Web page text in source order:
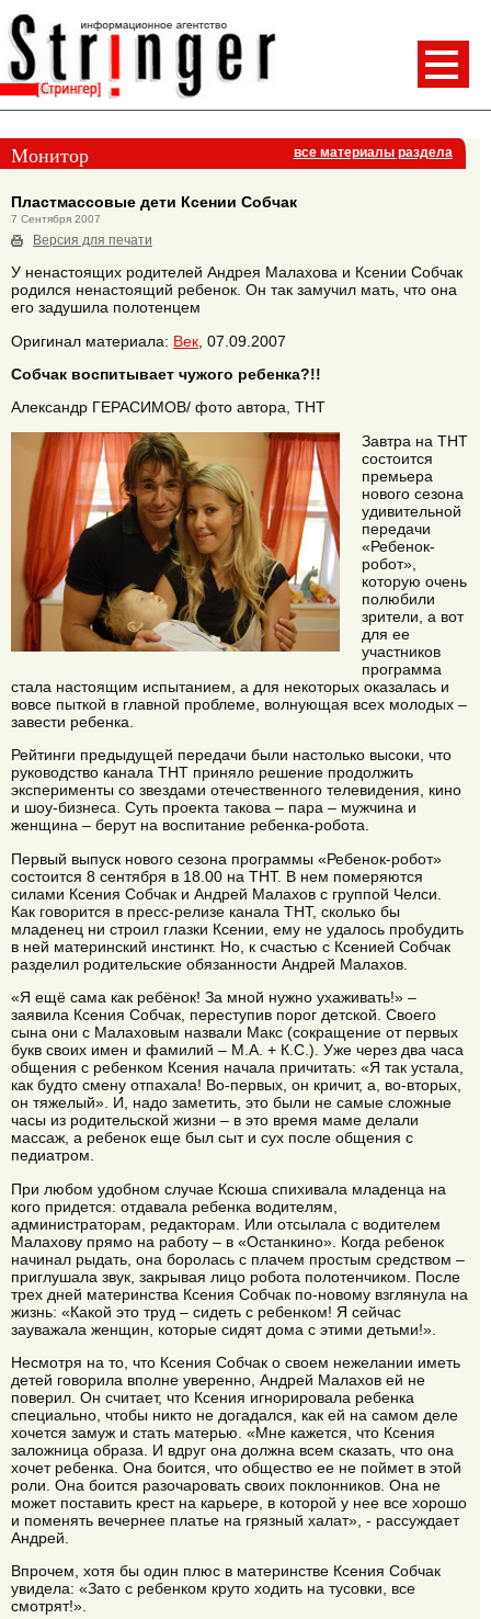
Монитор все материалы раздела
Пластмассовые дети Ксении Собчак
7 Сентября 2007
Версия для печати
У ненастоящих родителей Андрея Малахова и Ксении Собчак
родился ненастоящий ребенок. Он так замучил мать, что она
его задушила полотенцем
Оригинал материала: Век , 07.09.2007
Собчак воспитывает чужого ребенка?!!
Александр ГЕРАСИМОВ/ фото автора, ТНТ
Завтра на ТНТ
состоится
премьера
нового сезона
удивительной
передачи
«Ребенок-
робот»,
которую очень
полюбили
зрители, а вот
для ее
участников
программа
стала настоящим испытанием, а для некоторых оказалась и
вовсе пыткой в главной проблеме, волнующая всех молодых –
завести ребенка.
Рейтинги предыдущей передачи были настолько высоки, что
руководство канала ТНТ приняло решение продолжить
эксперименты со звездами отечественного телевидения, кино
и шоу-бизнеса. Суть проекта такова – пара – мужчина и
женщина – берут на воспитание ребенка-робота.
Первый выпуск нового сезона программы «Ребенок-робот»
состоится 8 сентября в 18.00 на ТНТ. В нем померяются
силами Ксения Собчак и Андрей Малахов с группой Челси.
Как говорится в пресс-релизе канала ТНТ, сколько бы
младенец ни строил глазки Ксении, ему не удалось пробудить
в ней материнский инстинкт. Но, к счастью с Ксенией Собчак
разделил родительские обязанности Андрей Малахов.
«Я ещё сама как ребёнок! За мной нужно ухаживать!» –
заявила Ксения Собчак, переступив порог детской. Своего
сына они с Малаховым назвали Макс (сокращение от первых
букв своих имен и фамилий – М.А. + К.С.). Уже через два часа
общения с ребенком Ксения начала причитать: «Я так устала,
как будто смену отпахала! Во-первых, он кричит, а, во-вторых,
он тяжелый». И, надо заметить, это были не самые сложные
часы из родительской жизни – в это время маме делали
массаж, а ребенок еще был сыт и сух после общения с
педиатром.
При любом удобном случае Ксюша спихивала младенца на
кого придется: отдавала ребенка водителям,
администраторам, редакторам. Или отсылала с водителем
Малахову прямо на работу – в «Останкино». Когда ребенок
начинал рыдать, она боролась с плачем простым средством –
приглушала звук, закрывая лицо робота полотенчиком. После
трех дней материнства Ксения Собчак по-новому взглянула на
жизнь: «Какой это труд – сидеть с ребенком! Я сейчас
зауважала женщин, которые сидят дома с этими детьми!».
Несмотря на то, что Ксения Собчак о своем нежелании иметь
детей говорила вполне уверенно, Андрей Малахов ей не
поверил. Он считает, что Ксения игнорировала ребенка
специально, чтобы никто не догадался, как ей на самом деле
хочется замуж и стать матерью. «Мне кажется, что Ксения
заложница образа. И вдруг она должна всем сказать, что она
хочет ребенка. Она боится, что общество ее не поймет в этой
роли. Она боится разочаровать своих поклонников. Она не
может поставить крест на карьере, в которой у нее все хорошо
и поменять вечернее платье на грязный халат», - рассуждает
Андрей.
Впрочем, хотя бы один плюс в материнстве Ксения Собчак
увидела: «Зато с ребенком круто ходить на тусовки, все
смотрят!».